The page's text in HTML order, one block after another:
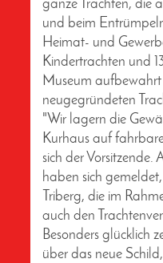
ganze Trachten, die
und beim
Heimat- und
Kindertrachten und
Museum
neugegründeten
"Wir lagern die
Kurhaus auf
sich der Vorsitzende.
haben sich
Triberg, die im
auch den
Besonders glücklich
über das neue